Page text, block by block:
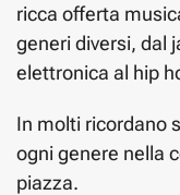
ricca offerta
generi diversi, dal
elettronica al hip
In molti ricordano
ogni genere nella
piazza.